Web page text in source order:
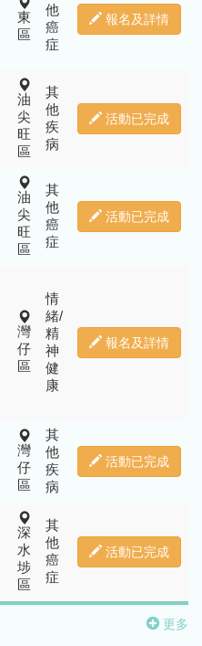
東
區
他
癌
症
報名及詳情
油
尖
旺
區
其
他
疾
病
活動已完成
油
尖
旺
區
其
他
癌
症
活動已完成
灣
仔
區
情
緒/
精
神
健
康
報名及詳情
灣
仔
區
其
他
疾
病
活動已完成
深
水
埗
區
其
他
癌
症
活動已完成
更多